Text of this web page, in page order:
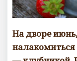
На дворе